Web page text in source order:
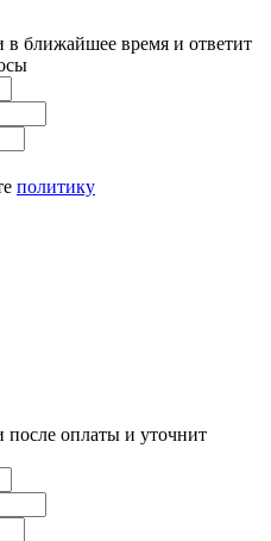
ближайшее время и ответит
политику
оплаты и уточнит